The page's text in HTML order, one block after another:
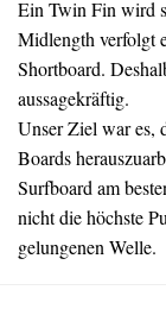
Ein Twin Fin wird
Midlength verfolgt
Shortboard.
aussagekräftig.
Unser Ziel war es,
Boards
Surfboard am
nicht die höchste
gelungenen Welle.